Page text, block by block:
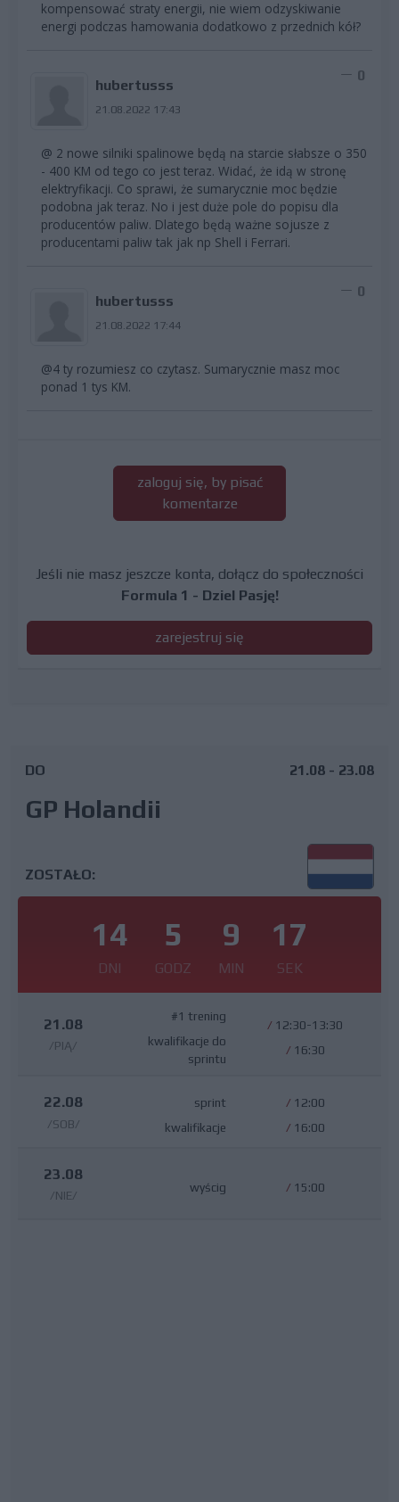
kompensować straty energii, nie wiem odzyskiwanie
energi podczas hamowania dodatkowo z przednich kół?
hubertusss
21.08.2022 17:43
0
@ 2 nowe silniki spalinowe będą na starcie słabsze o 350
- 400 KM od tego co jest teraz. Widać, że idą w stronę
elektryfikacji. Co sprawi, że sumarycznie moc będzie
podobna jak teraz. No i jest duże pole do popisu dla
producentów paliw. Dlatego będą ważne sojusze z
producentami paliw tak jak np Shell i Ferrari.
hubertusss
21.08.2022 17:44
0
@4 ty rozumiesz co czytasz. Sumarycznie masz moc
ponad 1 tys KM.
zaloguj się, by pisać
komentarze
Jeśli nie masz jeszcze konta, dołącz do społeczności
Formula 1 - Dziel Pasję!
zarejestruj się
DO
GP Holandii
21.08 - 23.08
ZOSTAŁO:
14
DNI
5
GODZ
9
MIN
16
SEK
21.08
/PIĄ/
#1 trening
kwalifikacje do
sprintu
/ 12:30-13:30
/ 16:30
22.08
/SOB/
sprint
kwalifikacje
/ 12:00
/ 16:00
23.08
/NIE/
wyścig / 15:00